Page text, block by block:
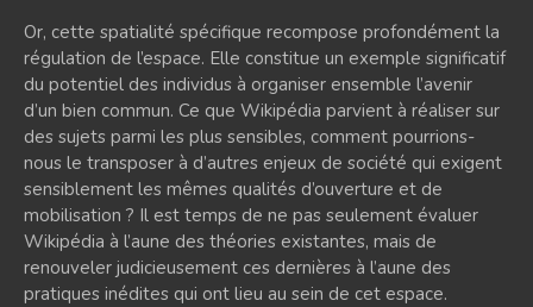
Or, cette spatialité spécifique recompose profondément la
régulation de l’espace. Elle constitue un exemple significatif
du potentiel des individus à organiser ensemble l’avenir
d’un bien commun. Ce que Wikipédia parvient à réaliser sur
des sujets parmi les plus sensibles, comment pourrions-
nous le transposer à d’autres enjeux de société qui exigent
sensiblement les mêmes qualités d’ouverture et de
mobilisation ? Il est temps de ne pas seulement évaluer
Wikipédia à l’aune des théories existantes, mais de
renouveler judicieusement ces dernières à l’aune des
pratiques inédites qui ont lieu au sein de cet espace.